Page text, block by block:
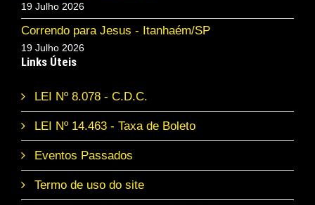
19 Julho 2026
Correndo para Jesus - Itanhaém/SP
19 Julho 2026
Links Úteis
LEI Nº 8.078 - C.D.C.
LEI Nº 14.463 - Taxa de Boleto
Eventos Passados
Termo de uso do site